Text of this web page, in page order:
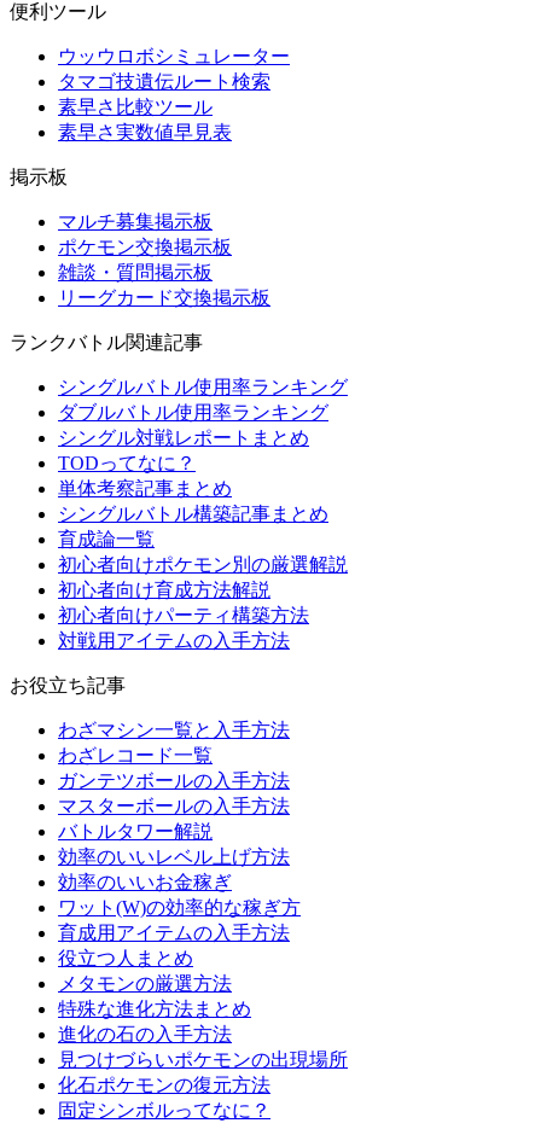
便利ツール
ウッウロボシミュレーター
タマゴ技遺伝ルート検索
素早さ比較ツール
素早さ実数値早見表
掲示板
マルチ募集掲示板
ポケモン交換掲示板
雑談・質問掲示板
リーグカード交換掲示板
ランクバトル関連記事
シングルバトル使用率ランキング
ダブルバトル使用率ランキング
シングル対戦レポートまとめ
TODってなに？
単体考察記事まとめ
シングルバトル構築記事まとめ
育成論一覧
初心者向けポケモン別の厳選解説
初心者向け育成方法解説
初心者向けパーティ構築方法
対戦用アイテムの入手方法
お役立ち記事
わざマシン一覧と入手方法
わざレコード一覧
ガンテツボールの入手方法
マスターボールの入手方法
バトルタワー解説
効率のいいレベル上げ方法
効率のいいお金稼ぎ
ワット(W)の効率的な稼ぎ方
育成用アイテムの入手方法
役立つ人まとめ
メタモンの厳選方法
特殊な進化方法まとめ
進化の石の入手方法
見つけづらいポケモンの出現場所
化石ポケモンの復元方法
固定シンボルってなに？